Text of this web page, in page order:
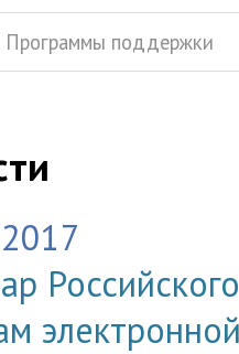
Программы поддержки